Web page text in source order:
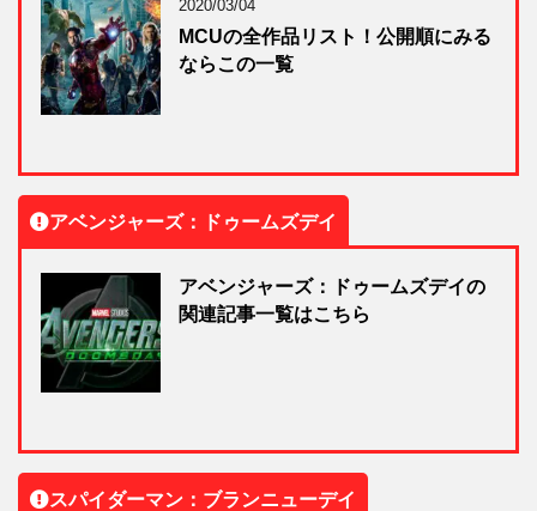
2020/03/04
MCUの全作品リスト！公開順にみる
ならこの一覧
アベンジャーズ：ドゥームズデイ
アベンジャーズ：ドゥームズデイの
関連記事一覧はこちら
スパイダーマン：ブランニューデイ